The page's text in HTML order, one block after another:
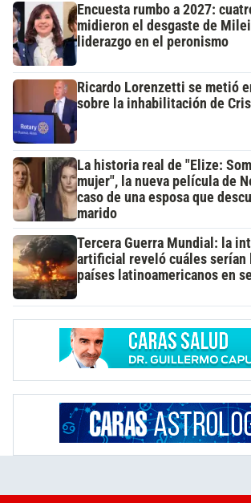
Encuesta rumbo a 2027:
midieron el desgaste de
liderazgo en el peronismo
Ricardo Lorenzetti se metió
sobre la inhabilitación de
La historia real de "Elize:
mujer", la nueva película de
caso de una esposa que
marido
Tercera Guerra Mundial: la
artificial reveló cuáles serían
países latinoamericanos en